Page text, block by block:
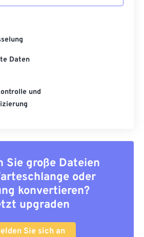
Daten
und
Sie große Dateien
oder
konvertieren?
upgraden
Sie sich an